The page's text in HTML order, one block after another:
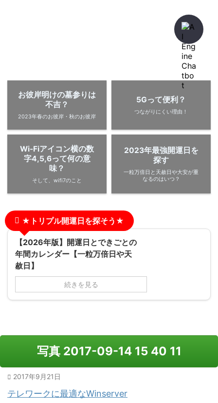
お彼岸明けの墓参りは
不吉？
2023年春のお彼岸・秋のお彼岸
5Gって便利？
つながりにくい理由！
Wi-Fiアイコン横の数
字4,5,6って何の意
味？
そして、wifi7のこと
2023年最強開運日を
探す
一粒万倍日と天赦日や大安が重
なるのはいつ？
★トリプル開運日を探そう★
【2026年版】開運日とできごとの
年間カレンダー【一粒万倍日や天
赦日】
続きを見る
写真 2017-09-14 15 40 11
2017年9月21日
テレワークに最適なWinserver